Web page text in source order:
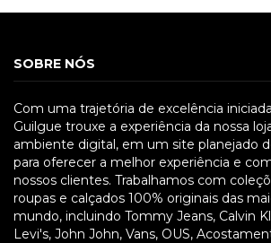
SOBRE NÓS
Com uma trajetória de excelência
Guilgue trouxe a experiência da nossa
ambiente digital, em um site planejado
para oferecer a melhor experiência e
nossos clientes. Trabalhamos com
roupas e calçados 100% originais das
mundo, incluindo Tommy Jeans, Calvin
Levi's, John John, Vans, OUS,